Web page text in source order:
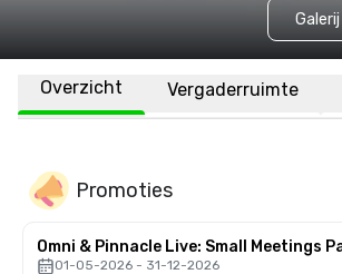
Overzicht Vergaderruimte
Promoties
Omni & Pinnacle Live: Small Meetings
01-05-2026 - 31-12-2026